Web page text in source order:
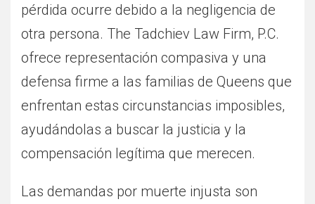
pérdida ocurre debido a la negligencia de
otra persona. The Tadchiev Law Firm, P.C.
ofrece representación compasiva y una
defensa firme a las familias de Queens que
enfrentan estas circunstancias imposibles,
ayudándolas a buscar la justicia y la
compensación legítima que merecen.
Las demandas por muerte injusta son